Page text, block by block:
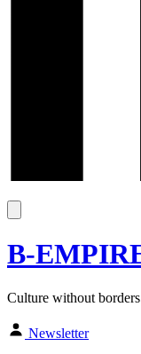
B-
Culture without
Newsletter